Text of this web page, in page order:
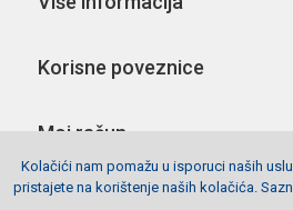
Korisne poveznice
Moj račun
Pratite nas
Kolačići nam pomažu u isporuci naših
pristajete na korištenje naših kolačića.